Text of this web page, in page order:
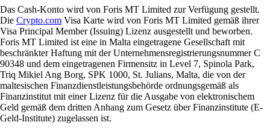
Das Cash-Konto wird von Foris MT Limited zur Verfügung gestellt.
Die Crypto.com Visa Karte wird von Foris MT Limited gemäß ihrer
Visa Principal Member (Issuing) Lizenz ausgestellt und beworben.
Foris MT Limited ist eine in Malta eingetragene Gesellschaft mit
beschränkter Haftung mit der Unternehmensregistrierungsnummer C
90348 und dem eingetragenen Firmensitz in Level 7, Spinola Park,
Triq Mikiel Ang Borg, SPK 1000, St. Julians, Malta, die von der
maltesischen Finanzdienstleistungsbehörde ordnungsgemäß als
Finanzinstitut mit einer Lizenz für die Ausgabe von elektronischem
Geld gemäß dem dritten Anhang zum Gesetz über Finanzinstitute (E-
Geld-Institute) zugelassen ist.